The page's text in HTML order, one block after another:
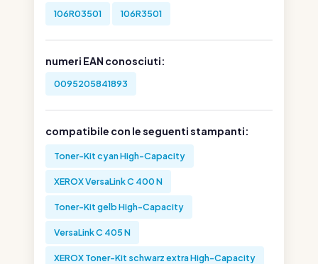
106R03501 106R3501
numeri EAN conosciuti:
0095205841893
compatibile con le seguenti stampanti:
Toner-Kit cyan High-Capacity
XEROX VersaLink C 400 N
Toner-Kit gelb High-Capacity
VersaLink C 405 N
XEROX Toner-Kit schwarz extra High-Capacity